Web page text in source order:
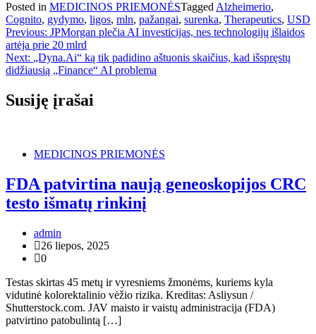
Posted in MEDICINOS PRIEMONĖSTagged Alzheimerio,
Cognito, gydymo, ligos, mln, pažangai, surenka, Therapeutics, USD
Navigacija
tarp
įrašų
Previous: JPMorgan plečia AI investicijas, nes technologijų išlaidos
artėja prie 20 mlrd
Next: „Dyna.Ai“ ką tik padidino aštuonis skaičius, kad išspręstų
didžiausią „Finance“ AI problemą
Susiję įrašai
MEDICINOS PRIEMONĖS
FDA patvirtina naują geneoskopijos CRC
testo išmatų rinkinį
admin
26 liepos, 2025
0
Testas skirtas 45 metų ir vyresniems žmonėms, kuriems kyla
vidutinė kolorektalinio vėžio rizika. Kreditas: Asliysun /
Shutterstock.com. JAV maisto ir vaistų administracija (FDA)
patvirtino patobulintą […]